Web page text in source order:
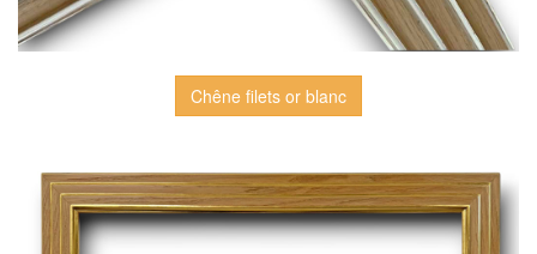
Chêne filets or blanc